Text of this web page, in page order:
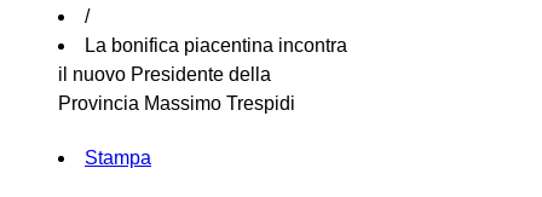
/
La bonifica piacentina incontra
il nuovo Presidente della
Provincia Massimo Trespidi
Stampa